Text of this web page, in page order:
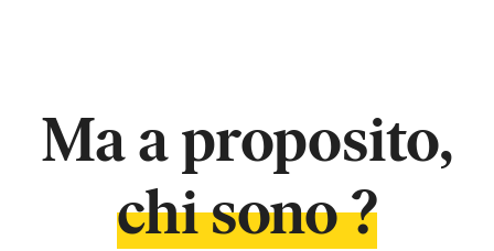
Ma a proposito,
chi sono ?